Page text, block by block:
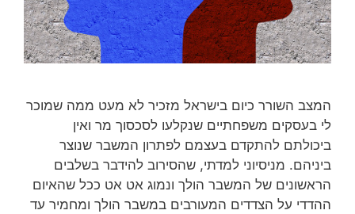
המצב השורר כיום בישראל מזכיר לא מעט ממה שמוכר
לי בעסקים משפחתיים שנקלעו לסכסוך מר ואין
ביכולתם להתקדם בעצמם לפתרון המשבר שנוצר
ביניהם. מניסיוני למדתי, שהסירוב להידבר בשלבים
הראשונים של המשבר הולך ונמוג אט אט ככל שהאיום
ההדדי על הצדדים המעורבים במשבר הולך ומחמיר עד